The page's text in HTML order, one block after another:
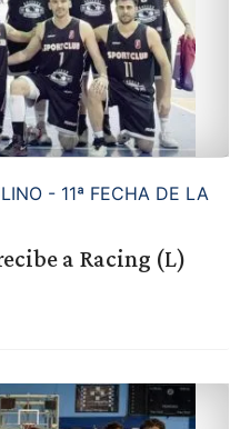
- 11ª FECHA DE LA
a Racing (L)